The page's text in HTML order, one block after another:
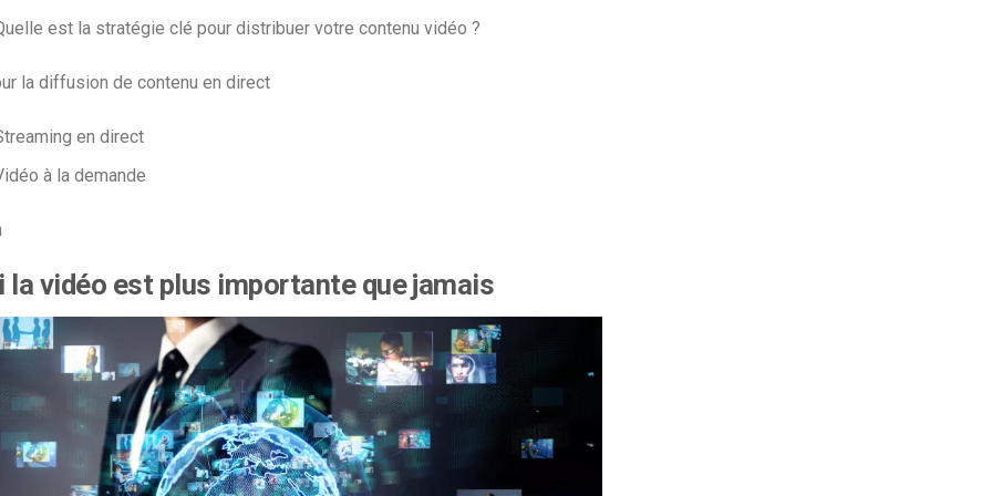
est la stratégie clé pour distribuer votre contenu vidéo ?
la diffusion de contenu en direct
en direct
à la demande
la vidéo est plus importante que jamais